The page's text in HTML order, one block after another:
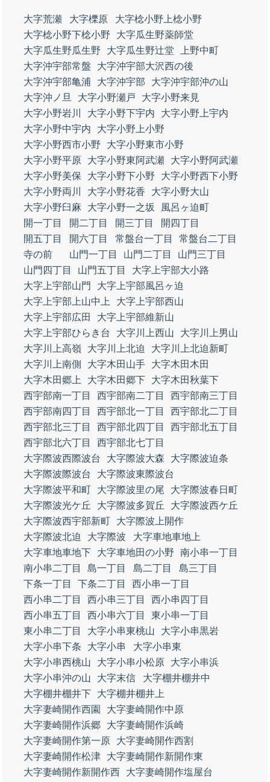
大字荒瀬 大字櫟原
大字棯小野上棯小野
大字棯小野下棯小野
大字瓜生野薬師堂
大字瓜生野瓜生野
大字瓜生野辻堂
上野中町
大字沖宇部常盤
大字沖宇部大沢西の後
大字沖宇部亀浦
大字沖宇部
大字沖宇部沖の山
大字沖ノ旦
大字小野瀬戸
大字小野来見
大字小野岩川
大字小野下宇内
大字小野上宇内
大字小野中宇内
大字小野上小野
大字小野西市小野
大字小野東市小野
大字小野平原
大字小野東阿武瀬
大字小野阿武瀬
大字小野美保
大字小野下小野
大字小野西下小野
大字小野両川
大字小野花香
大字小野大山
大字小野臼麻
大字小野一之坂
風呂ヶ迫町
開一丁目
開二丁目 開三丁目
開四丁目
開五丁目
開六丁目 常盤台一丁目
常盤台二丁目
寺の前
山門一丁目 山門二丁目
山門三丁目
山門四丁目
山門五丁目
大字上宇部大小路
大字上宇部山門
大字上宇部風呂ヶ迫
大字上宇部上山中上
大字上宇部西山
大字上宇部広田
大字上宇部維新山
大字上宇部ひらき台
大字川上西山
大字川上男山
大字川上高嶺
大字川上北迫
大字川上北迫新町
大字川上南側
大字木田山手
大字木田木田
大字木田郷上
大字木田郷下
大字木田秋葉下
西宇部南一丁目
西宇部南二丁目
西宇部南三丁目
西宇部南四丁目
西宇部北一丁目
西宇部北二丁目
西宇部北三丁目
西宇部北四丁目
西宇部北五丁目
西宇部北六丁目
西宇部北七丁目
大字際波西際波台
大字際波大森
大字際波迫条
大字際波際波台
大字際波東際波台
大字際波平和町
大字際波里の尾
大字際波春日町
大字際波光ケ丘
大字際波多賀丘
大字際波西ケ丘
大字際波西宇部新町
大字際波上開作
大字際波北迫
大字際波
大字車地車地上
大字車地車地下
大字車地田の小野
南小串一丁目
南小串二丁目
島一丁目 島二丁目
島三丁目
下条一丁目
下条二丁目
西小串一丁目
西小串二丁目
西小串三丁目
西小串四丁目
西小串五丁目
西小串六丁目
東小串一丁目
東小串二丁目
大字小串東桃山
大字小串黒岩
大字小串下条
大字小串
大字小串東
大字小串西桃山
大字小串小松原
大字小串浜
大字小串沖の山
大字末信
大字棚井棚井中
大字棚井棚井下
大字棚井棚井上
大字妻崎開作西園
大字妻崎開作中原
大字妻崎開作浜郷
大字妻崎開作浜崎
大字妻崎開作第一原
大字妻崎開作西割
大字妻崎開作松津
大字妻崎開作新開作東
大字妻崎開作新開作西
大字妻崎開作塩屋台